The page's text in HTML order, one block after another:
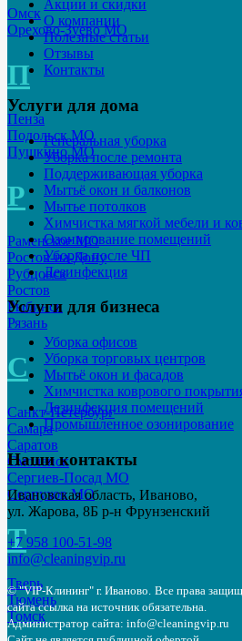
Омск
Орехово-Зуево МО
П
Пенза
Подольск МО
Пушкино МО
Р
Раменское МО
Ростов-на-Дону
Рубцовск
Ростов
Рыбинск
Рязань
С
Санкт-Петербург
Самара
Саратов
Смоленск
Сергиев-Посад МО
Серпухов МО
Т
Тверь
Тюмень
Томск
Акции и скидки
О компании
Полезные статьи
Отзывы
Контакты
Услуги для дома
Генеральная уборка
Уборка после ремонта
Поддерживающая уборка
Мытьё окон и балконов
Мытье потолков
Химчистка мягкой мебели и
Озонирование помещений
Уборка после ЧП
Дезинфекция
Услуги для бизнеса
Уборка офисов
Уборка торговых центров
Мытьё окон и фасадов
Химчистка коврового
Дезинфекция помещений
Промышленное озонирование
Наши контакты
Ивановская область, Иваново,
ул. Жарова, 8Б р-н Фрунзенский
+7 958 100-51-98
info@cleaningvip.ru
© "VIP-Клининг" г. Иваново. Все права
сайта ссылка на источник обязательна.
Администратор сайта: info@cleaningvip.ru